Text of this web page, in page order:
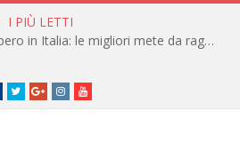
I PIÙ LETTI
Dove fare campeggio libero in Italia: le migliori mete da raggiungere in traghetto
Facebook
TwitterGoogle+instagramyoutube